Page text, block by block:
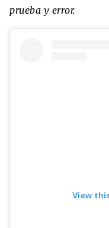
prueba y error.
View